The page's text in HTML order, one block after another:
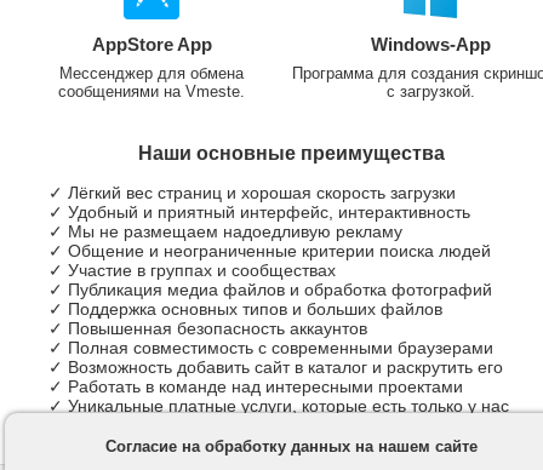
AppStore App
Мессенджер для обмена
сообщениями на Vmeste.
Windows-App
Программа для создания
с загрузкой.
Наши основные преимущества
✓ Лёгкий вес страниц и хорошая скорость загрузки
✓ Удобный и приятный интерфейс, интерактивность
✓ Мы не размещаем надоедливую рекламу
✓ Общение и неограниченные критерии поиска людей
✓ Участие в группах и сообществах
✓ Публикация медиа файлов и обработка фотографий
✓ Поддержка основных типов и больших файлов
✓ Повышенная безопасность аккаунтов
✓ Полная совместимость с современными браузерами
✓ Возможность добавить сайт в каталог и раскрутить его
✓ Работать в команде над интересными проектами
✓ Уникальные платные услуги, которые есть только у нас
Согласие на обработку данных на нашем сайте